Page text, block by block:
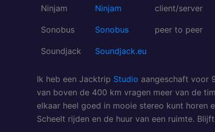
Ninjam Ninjam client/server
Sonobus Sonobus peer to peer
Soundjack Soundjack.eu
Ik heb een Jacktrip Studio aangeschaft voor
van boven de 400 km vragen meer van de
elkaar heel goed in mooie stereo kunt horen
Scheelt rijden en de huur van een ruimte.